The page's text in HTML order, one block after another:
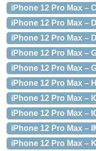
iPhone 12 Pro Max –
iPhone 12 Pro Max –
iPhone 12 Pro Max –
iPhone 12 Pro Max –
iPhone 12 Pro Max –
iPhone 12 Pro Max –
iPhone 12 Pro Max –
iPhone 12 Pro Max –
iPhone 12 Pro Max –
iPhone 12 Pro Max –